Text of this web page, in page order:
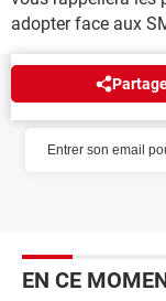
adopter face aux
NEWSLETTER
EN CE